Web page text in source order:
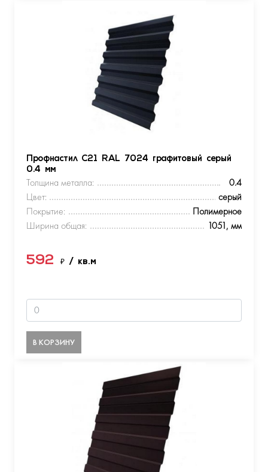
Профнастил С21 RAL 7024 графитовый серый
0.4 мм
Толщина металла:
0.4
Цвет:
серый
Покрытие:
Полимерное
Ширина общая:
1051, мм
592 ₽ / кв.м
В КОРЗИНУ